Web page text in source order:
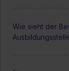
Wie sieht der